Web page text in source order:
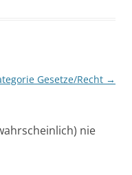
Gesetze/Recht →
nie